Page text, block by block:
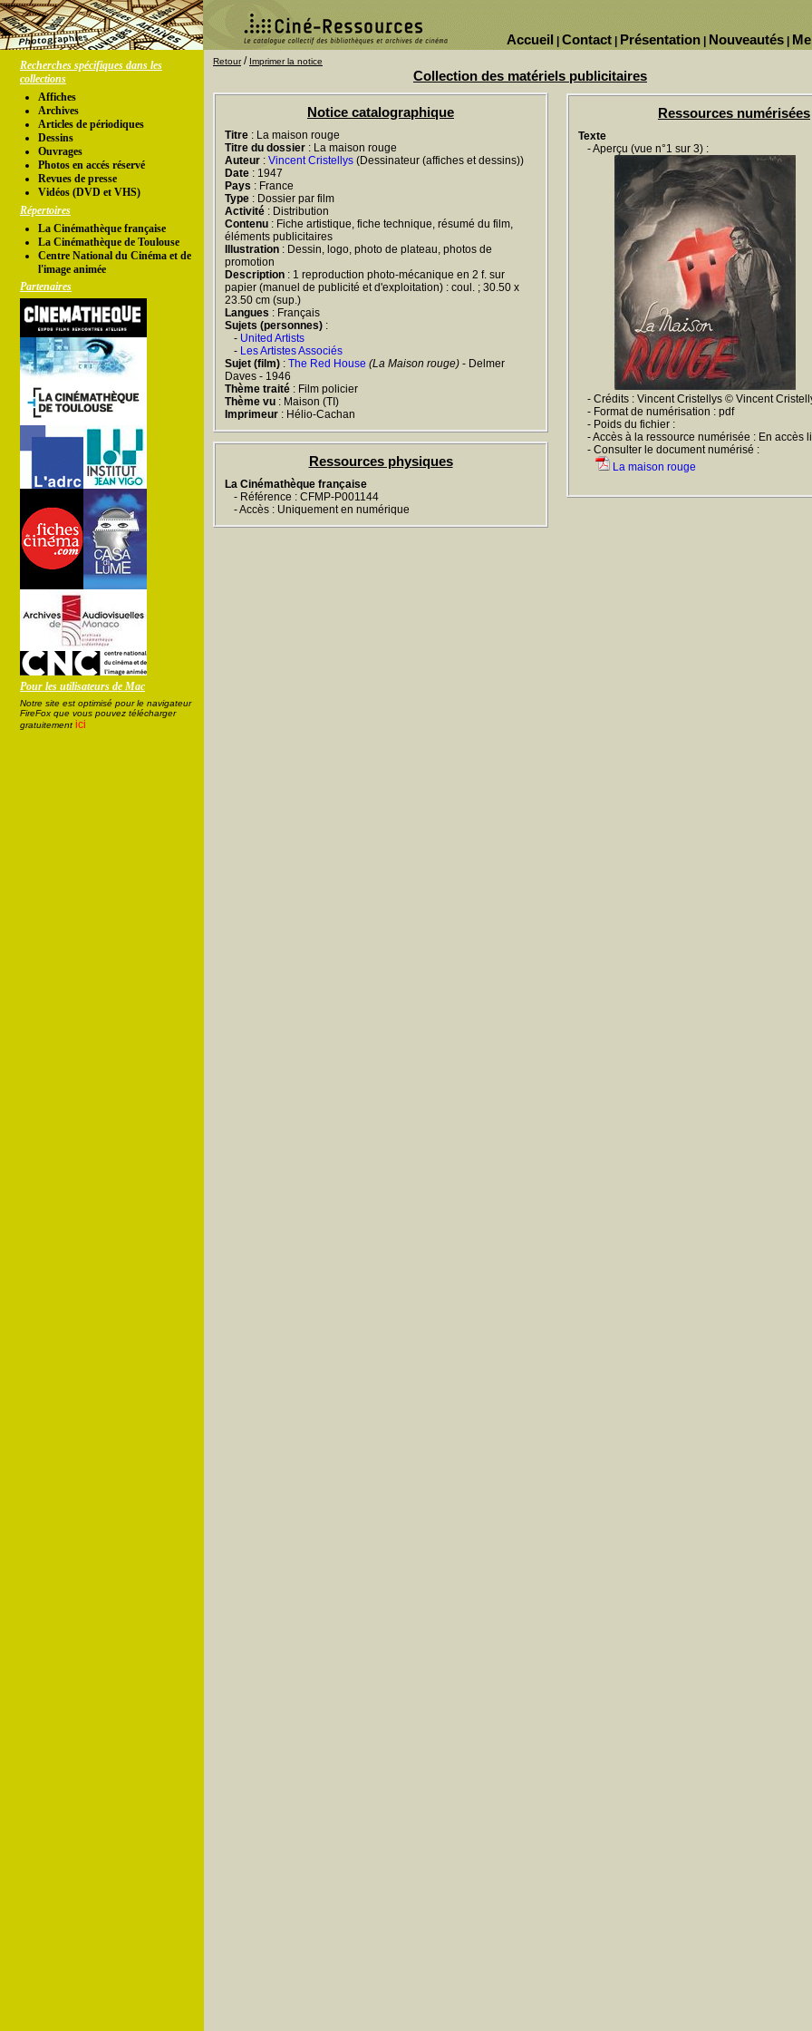
Nouveautés
Présentation
Contact
Accueil
Recherches spécifiques dans les
collections
Affiches
Archives
Articles de périodiques
Dessins
Ouvrages
Photos en accés réservé
Revues de presse
Vidéos (DVD et VHS)
Répertoires
La Cinémathèque française
La Cinémathèque de Toulouse
Centre National du Cinéma et de
l'image animée
Partenaires
Pour les utilisateurs de Mac
Notre site est optimisé pour le navigateur
FireFox que vous pouvez télécharger
gratuitement ici
Retour/ Imprimer la notice
Collection des matériels publicitaires
Notice catalographique
Titre : La maison rouge
Titre du dossier : La maison rouge
Auteur : Vincent Cristellys (Dessinateur (affiches et dessins))
Date : 1947
Pays : France
Type : Dossier par film
Activité : Distribution
Contenu : Fiche artistique, fiche technique, résumé du film,
éléments publicitaires
Illustration : Dessin, logo, photo de plateau, photos de
promotion
Description : 1 reproduction photo-mécanique en 2 f. sur
papier (manuel de publicité et d'exploitation) : coul. ; 30.50 x
23.50 cm (sup.)
Langues : Français
Sujets (personnes) :
- United Artists
- Les Artistes Associés
Sujet (film) : The Red House (La Maison rouge) - Delmer
Daves - 1946
Thème traité : Film policier
Thème vu : Maison (TI)
Imprimeur : Hélio-Cachan
Ressources physiques
La Cinémathèque française
- Référence : CFMP-P001144
- Accès : Uniquement en numérique
Ressources numérisées
Texte
- Aperçu (vue n°1 sur 3) :
- Crédits : Vincent Cristellys © Vincent
- Format de numérisation : pdf
- Poids du fichier :
- Accès à la ressource numérisée : En accès
- Consulter le document numérisé :
La maison rouge